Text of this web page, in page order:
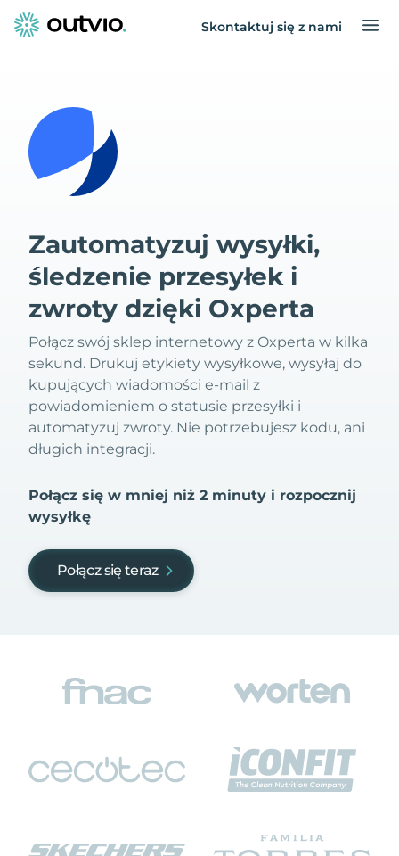
Skontaktuj się z nami
Zautomatyzuj wysyłki,
śledzenie przesyłek i
zwroty dzięki Oxperta
Połącz swój sklep internetowy z Oxperta w kilka
sekund. Drukuj etykiety wysyłkowe, wysyłaj do
kupujących wiadomości e-mail z
powiadomieniem o statusie przesyłki i
automatyzuj zwroty. Nie potrzebujesz kodu, ani
długich integracji.
Połącz się w mniej niż 2 minuty i rozpocznij
wysyłkę
Połącz się teraz